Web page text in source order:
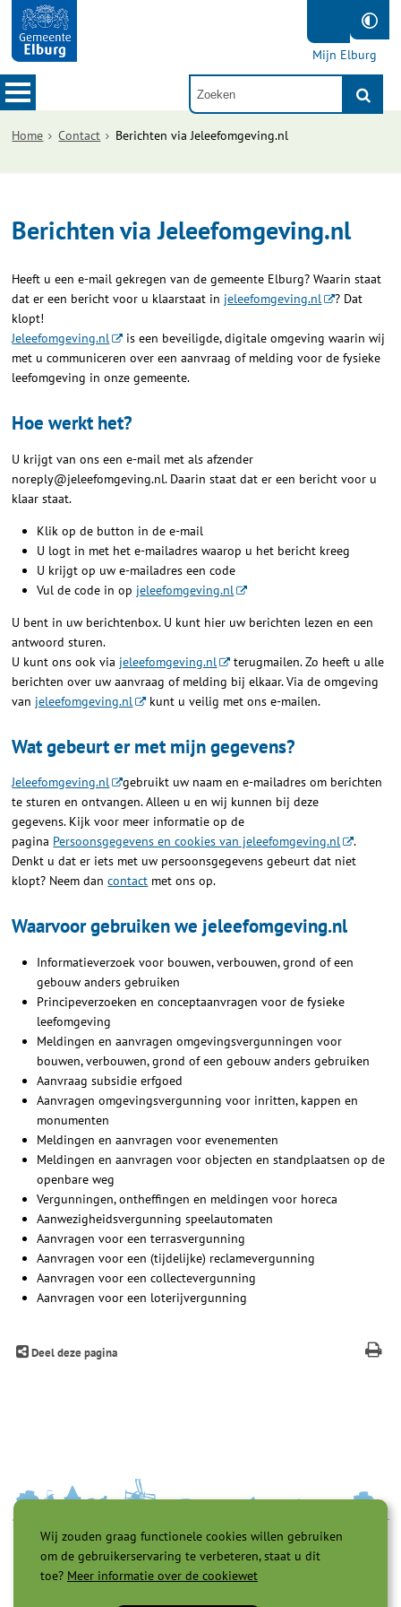
Wij zouden graag functionele cookies willen gebruiken
om de gebruikerservaring te verbeteren, staat u dit
toe? Meer informatie over de cookiewet
Mijn Elburg
Home Contact Berichten via Jeleefomgeving.nl
Berichten via Jeleefomgeving.nl
Heeft u een e-mail gekregen van de gemeente Elburg? Waarin staat
dat er een bericht voor u klaarstaat in jeleefomgeving.nl
? Dat
klopt!
Jeleefomgeving.nl
is een beveiligde, digitale omgeving waarin wij
met u communiceren over een aanvraag of melding voor de fysieke
leefomgeving in onze gemeente.
Hoe werkt het?
U krijgt van ons een e-mail met als afzender
noreply@jeleefomgeving.nl. Daarin staat dat er een bericht voor u
klaar staat.
Klik op de button in de e-mail
U logt in met het e-mailadres waarop u het bericht kreeg
U krijgt op uw e-mailadres een code
Vul de code in op jeleefomgeving.nl
U bent in uw berichtenbox. U kunt hier uw berichten lezen en een
antwoord sturen.
U kunt ons ook via jeleefomgeving.nl
terugmailen. Zo heeft u alle
berichten over uw aanvraag of melding bij elkaar. Via de omgeving
van jeleefomgeving.nl kunt u veilig met ons e-mailen.
Wat gebeurt er met mijn gegevens?
Jeleefomgeving.nl
gebruikt uw naam en e-mailadres om berichten
te sturen en ontvangen. Alleen u en wij kunnen bij deze
gegevens. Kijk voor meer informatie op de
pagina Persoonsgegevens en cookies van jeleefomgeving.nl
.
Denkt u dat er iets met uw persoonsgegevens gebeurt dat niet
klopt? Neem dancontact met ons op.
Waarvoor gebruiken we jeleefomgeving.nl
Informatieverzoek voor bouwen, verbouwen, grond of een
gebouw anders gebruiken
Principeverzoeken en conceptaanvragen voor de fysieke
leefomgeving
Meldingen en aanvragen omgevingsvergunningen voor
bouwen, verbouwen, grond of een gebouw anders gebruiken
Aanvraag subsidie erfgoed
Aanvragen omgevingsvergunning voor inritten, kappen en
monumenten
Meldingen en aanvragen voor evenementen
Meldingen en aanvragen voor objecten en standplaatsen op de
openbare weg
Vergunningen, ontheffingen en meldingen voor horeca
Aanwezigheidsvergunning speelautomaten
Aanvragen voor een terrasvergunning
Aanvragen voor een (tijdelijke) reclamevergunning
Aanvragen voor een collectevergunning
Aanvragen voor een loterijvergunning
Deel deze pagina